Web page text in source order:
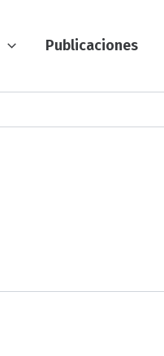
Publicaciones